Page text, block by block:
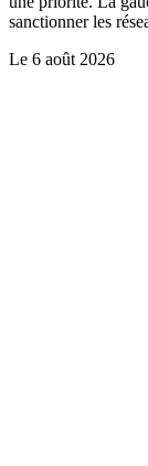
sanctionner les
Le 6 août 2026